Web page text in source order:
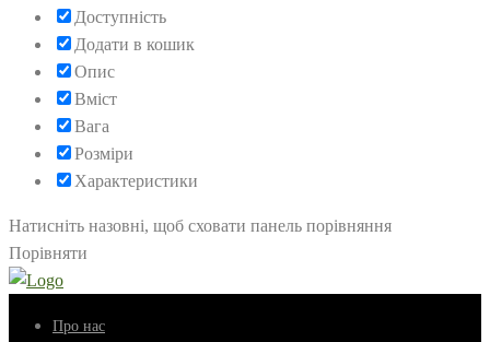
Доступність
Додати в кошик
Опис
Вміст
Вага
Розміри
Характеристики
Натисніть назовні, щоб сховати панель порівняння
Порівняти
Про нас